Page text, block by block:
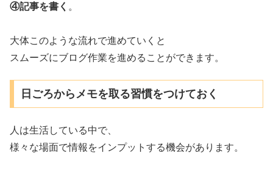
④記事を書く 。
大体このような流れで進めていくと
スムーズにブログ作業を進めることができます。
日ごろからメモを取る習慣をつけておく
人は生活している中で、
様々な場面で情報をインプットする機会があります。